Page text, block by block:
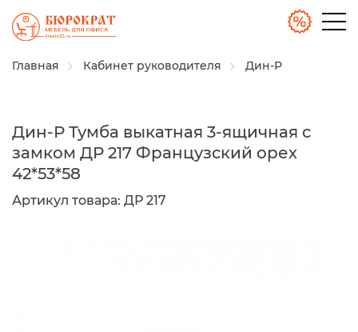
Главная Кабинет руководителя Дин-Р
Дин-Р Тумба выкатная 3-ящичная с
замком ДР 217 Французский орех
42*53*58
Артикул товара: ДР 217